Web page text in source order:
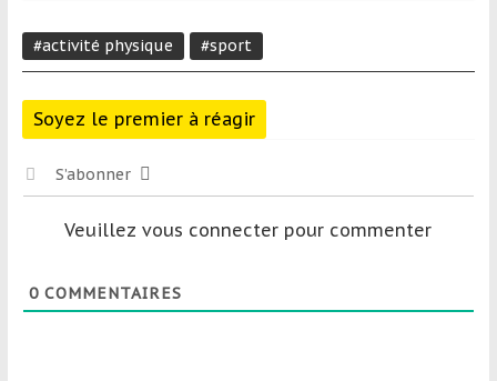
#activité physique #sport
Soyez le premier à réagir
S’abonner
Veuillez vous connecter pour commenter
0COMMENTAIRES